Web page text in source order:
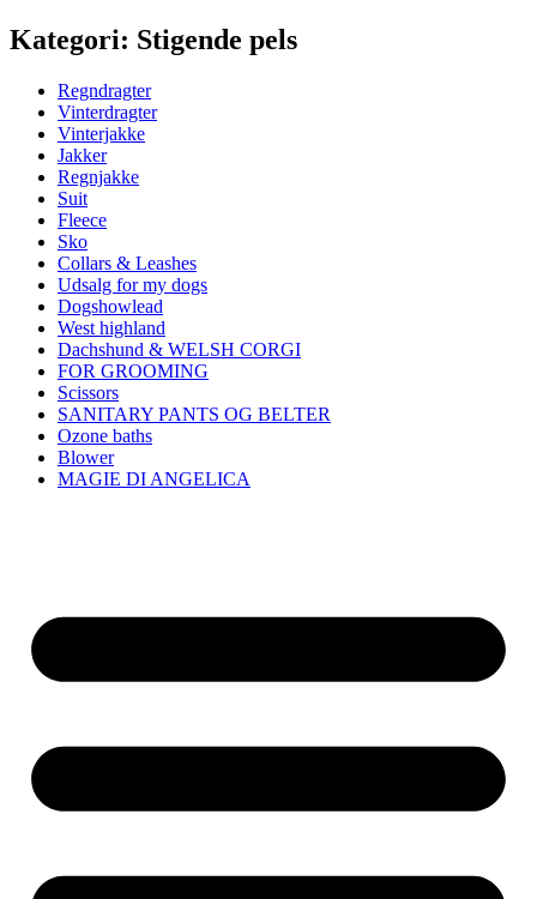
Kategori: Stigende pels
Regndragter
Vinterdragter
Vinterjakke
Jakker
Regnjakke
Suit
Fleece
Sko
Collars & Leashes
Udsalg for my dogs
Dogshowlead
West highland
Dachshund & WELSH CORGI
FOR GROOMING
Scissors
SANITARY PANTS OG BELTER
Ozone baths
Blower
MAGIE DI ANGELICA